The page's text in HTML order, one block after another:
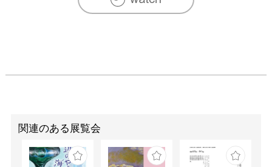
2013　「お寺でフェスタ！」、尾道 浄泉寺、広島
2014　「ここで日本画を学びました。」京都造形芸術大学
『蜜柑』（芥川龍之介+げみ）
関連のある展覧会